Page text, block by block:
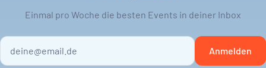
Einmal pro Woche die besten Events in deiner Inbox
Anmelden